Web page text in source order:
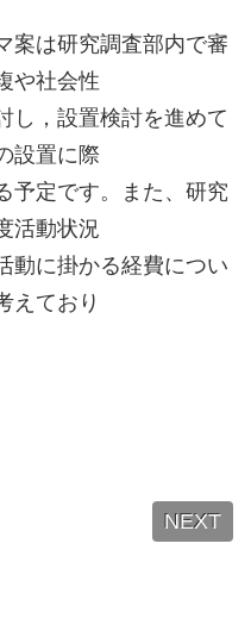
案は研究調査部内で審
や社会性
し，設置検討を進めて
設置に際
予定です。また、研究
活動状況
動に掛かる経費につい
えており
NEXT